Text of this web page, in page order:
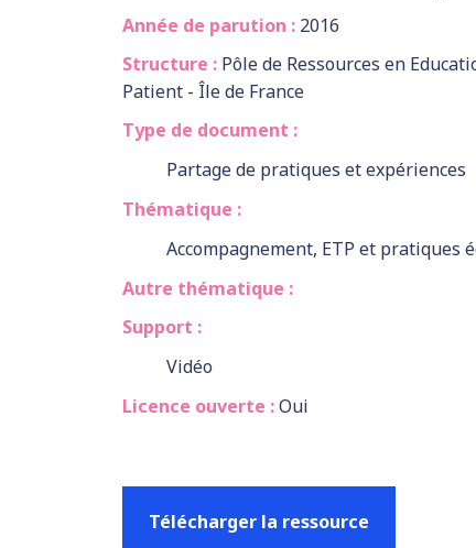
Année de parution : 2016
Structure : Pôle de Ressources en
Patient - Île de France
Type de document :
Partage de pratiques et expériences
Thématique :
Accompagnement, ETP et pratiques
Autre thématique :
Support :
Vidéo
Licence ouverte :Oui
Télécharger la ressource